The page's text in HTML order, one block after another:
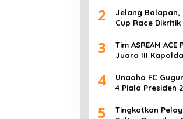
2
Jelang Balapan,
Cup Race
3
Tim ASREAM
Juara III
4
Unaaha FC
4 Piala Presiden
5
Tingkatkan